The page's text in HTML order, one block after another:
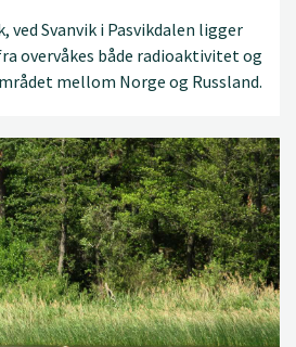
ved Svanvik i Pasvikdalen ligger
overvåkes både radioaktivitet og
mellom Norge og Russland.